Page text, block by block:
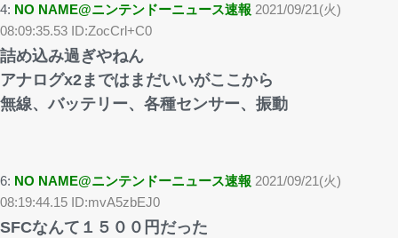
4: NO NAME@ニンテンドーニュース速報 2021/09/21(火)
08:09:35.53 ID:ZocCrl+C0
詰め込み過ぎやねん
アナログx2まではまだいいがここから
無線、バッテリー、各種センサー、振動
6: NO NAME@ニンテンドーニュース速報 2021/09/21(火)
08:19:44.15 ID:mvA5zbEJ0
SFCなんて１５００円だった